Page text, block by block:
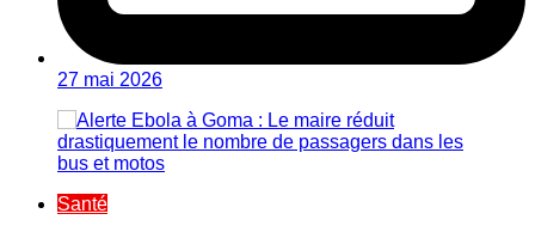
27 mai 2026
Santé